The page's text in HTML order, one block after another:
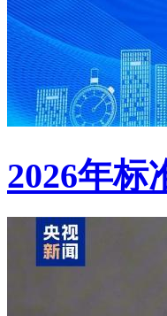
2026年标